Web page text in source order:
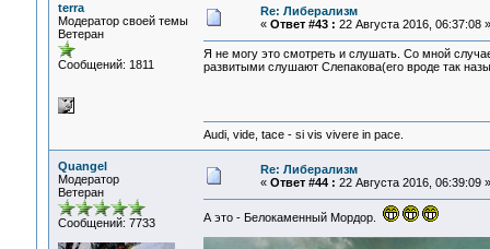
terra
Модератор своей темы
Ветеран
Сообщений: 1811
Re: Либерализм
« Ответ #43 : 22 Августа 2016, 06:37:08 »
Я не могу это смотреть и слушать. Со мной
развитыми слушают Слепакова(его вроде так
Audi, vide, tace - si vis vivere in pace.
Quangel
Модератор
Ветеран
Сообщений: 7733
Re: Либерализм
« Ответ #44 : 22 Августа 2016, 06:39:09 »
А это - Белокаменный Мордор.